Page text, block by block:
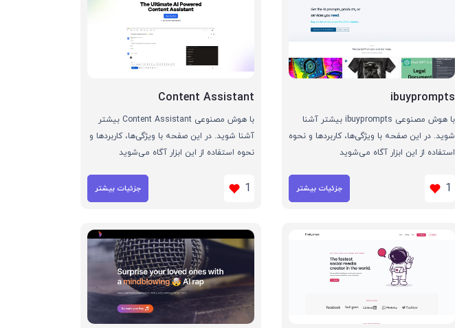
ibuyprompts
با هوش مصنوعی ibuyprompts بیشتر آشنا
شوید. در این صفحه با ویژگی‌ها، کاربردها و نحوه
استفاده از این ابزار آگاه می‌شوید
1 جزئیات بیشتر
Content Assistant
با هوش مصنوعی Content Assistant بیشتر
آشنا شوید. در این صفحه با ویژگی‌ها، کاربردها و
نحوه استفاده از این ابزار آگاه می‌شوید
1 جزئیات بیشتر